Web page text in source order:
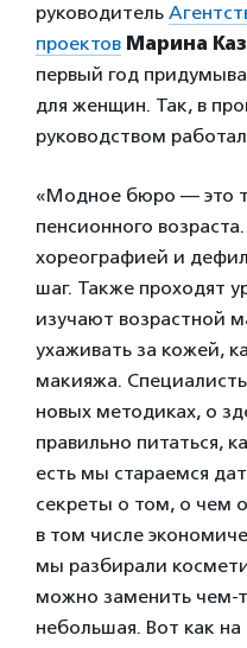
руководитель
проектов Марина
первый год
для женщин. Так, в
руководством
«Модное бюро — это
пенсионного
хореографией и
шаг. Также проходят
изучают возрастной
ухаживать за кожей,
макияжа.
новых методиках, о
правильно питаться,
есть мы стараемся
секреты о том, о чем
в том числе
мы разбирали
можно заменить чем-
небольшая. Вот как